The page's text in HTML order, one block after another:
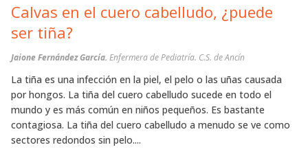
Calvas en el cuero cabelludo, ¿puede
ser tiña?
Jaione Fernández García. Enfermera de Pediatría. C.S. de Ancín
La tiña es una infección en la piel, el pelo o las uñas causada
por hongos. La tiña del cuero cabelludo sucede en todo el
mundo y es más común en niños pequeños. Es bastante
contagiosa. La tiña del cuero cabelludo a menudo se ve como
sectores redondos sin pelo....